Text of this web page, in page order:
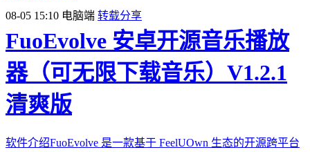
08-05 15:10 电脑端 转载分享
FuoEvolve 安卓开源音乐播放
器（可无限下载音乐）V1.2.1
清爽版
软件介绍FuoEvolve 是一款基于 FeelUOwn 生态的开源跨平台